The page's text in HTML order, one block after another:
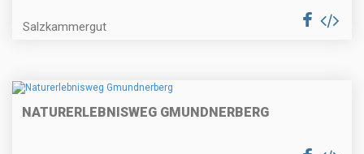
Salzkammergut
NATURERLEBNISWEG GMUNDNERBERG